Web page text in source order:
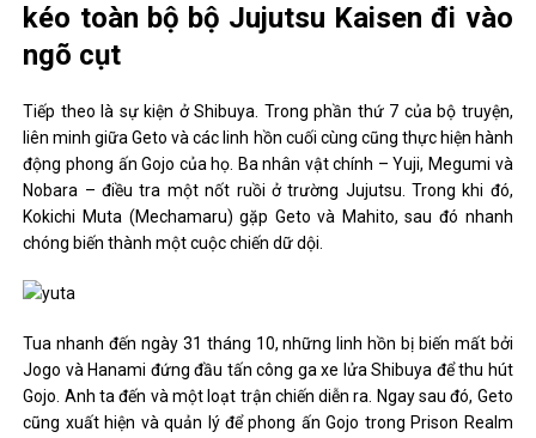
kéo toàn bộ bộ Jujutsu Kaisen đi vào
ngõ cụt
Tiếp theo là sự kiện ở Shibuya. Trong phần thứ 7 của bộ truyện,
liên minh giữa Geto và các linh hồn cuối cùng cũng thực hiện hành
động phong ấn Gojo của họ. Ba nhân vật chính – Yuji, Megumi và
Nobara – điều tra một nốt ruồi ở trường Jujutsu. Trong khi đó,
Kokichi Muta (Mechamaru) gặp Geto và Mahito, sau đó nhanh
chóng biến thành một cuộc chiến dữ dội.
Tua nhanh đến ngày 31 tháng 10, những linh hồn bị biến mất bởi
Jogo và Hanami đứng đầu tấn công ga xe lửa Shibuya để thu hút
Gojo. Anh ta đến và một loạt trận chiến diễn ra. Ngay sau đó, Geto
cũng xuất hiện và quản lý để phong ấn Gojo trong Prison Realm